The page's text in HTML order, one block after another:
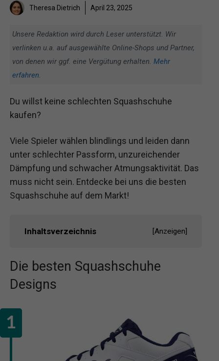
Theresa Dietrich April 23, 2025
Unsere Redaktion wird durch Leser unterstützt. Wir
verlinken u.a. auf ausgewählte Online-Shops und Partner,
von denen wir ggf. eine Vergütung erhalten. Mehr
erfahren.
Du willst keine schlechten Squashschuhe
kaufen?
Viele Spieler wählen blindlings und leiden dann
unter schlechter Passform, unzureichender
Dämpfung und schwacher Atmungsaktivität. Das
muss nicht sein. Entdecke bei uns die besten
Squashschuhe auf dem Markt!
Inhaltsverzeichnis Anzeigen
Die besten Squashschuhe
Designs